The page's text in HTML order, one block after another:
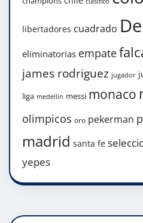
libertadores cuadrado
eliminatorias empate
james rodriguez jugador
liga medellin messi monaco
olimpicos oro pekerman
madrid santa fe
yepes